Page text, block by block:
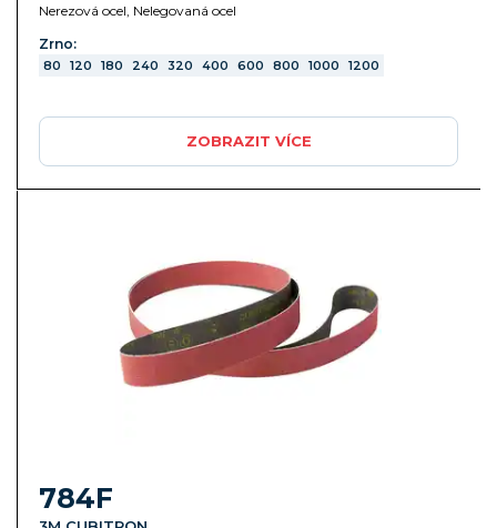
Nerezová ocel, Nelegovaná ocel
Zrno:
80 120 180 240 320 400 600 800 1000 1200
ZOBRAZIT VÍCE
784F